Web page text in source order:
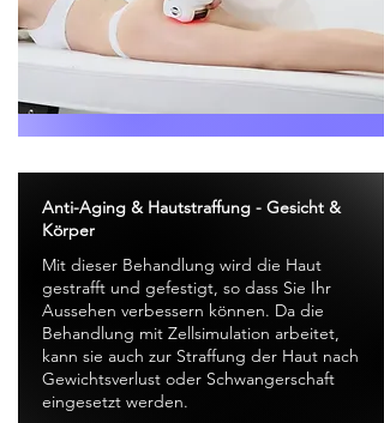
Anti-Aging & Hautstraffung - Gesicht &
Körper
Mit dieser Behandlung wird die Haut
gestrafft und gefestigt, so dass Sie Ihr
Aussehen verbessern können. Da die
Behandlung mit Zellsimulation arbeitet,
kann sie auch zur Straffung der Haut nach
Gewichtsverlust oder Schwangerschaft
eingesetzt werden.